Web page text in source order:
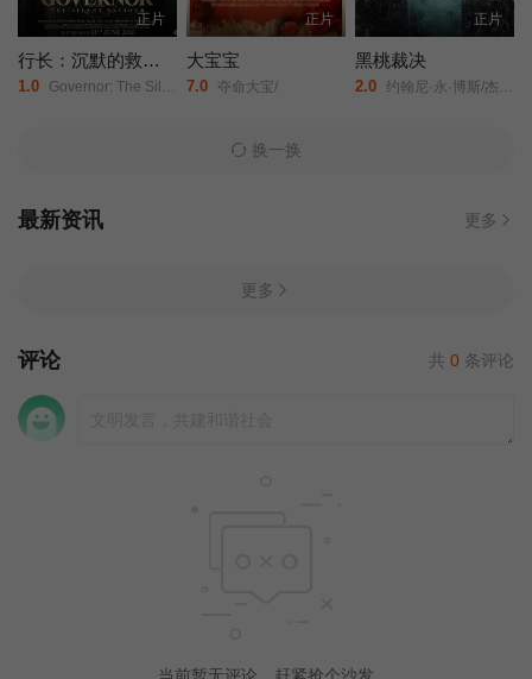
正片
行长：沉默的救世主
1.0 Governor: The Silent Saviour/
正片
大宝宝
7.0 夺命大宝/
正片
黑桃裁决
2.0 约翰尼·永·博斯/杰森·纳维/岛本信明/
换一换
最新资讯 更多
更多
评论 共 0 条评论
当前暂无评论，赶紧抢个沙发